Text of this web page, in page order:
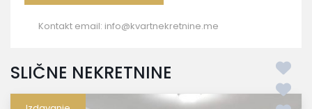
Kontakt email: info@kvartnekretnine.me
SLIČNE NEKRETNINE